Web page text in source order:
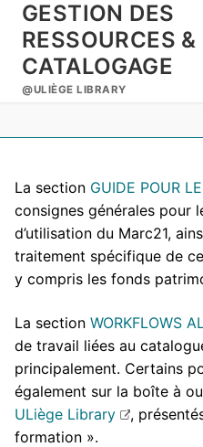
Aller
contenu
GESTION DES
RESSOURCES &
CATALOGAGE
@ULIÈGE LIBRARY
Rechercher :
La section GUIDE POUR
consignes générales pour
d’utilisation du Marc21,
traitement spécifique de
y compris les fonds
La section WORKFLOWS
de travail liées au
principalement. Certains
également sur la boîte à
ULiège Library
,
formation ».